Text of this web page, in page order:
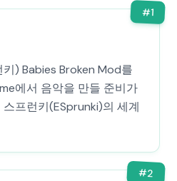
#1
) Babies Broken Mod를
에서 음악을 만들 준비가
프런키(ESprunki)의 세계
#2